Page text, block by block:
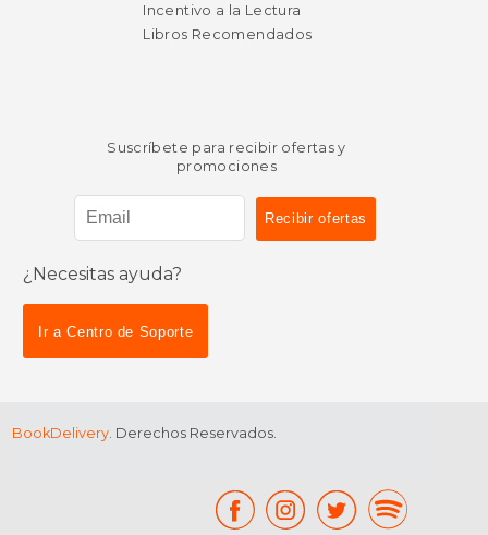
Incentivo a la Lectura
Libros Recomendados
Suscríbete para recibir ofertas y
promociones
¿Necesitas ayuda?
Ir a Centro de Soporte
BookDelivery. Derechos Reservados.